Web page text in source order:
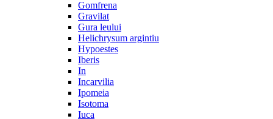
Gomfrena
Gravilat
Gura leului
Helichrysum argintiu
Hypoestes
Iberis
In
Incarvilia
Ipomeia
Isotoma
Iuca